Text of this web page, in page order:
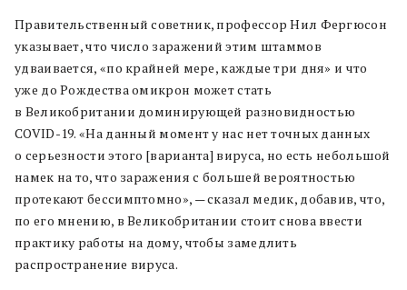
Правительственный советник, профессор Нил Фергюсон
указывает, что число заражений этим штаммов
удваивается, «по крайней мере, каждые три дня» и что
уже до Рождества омикрон может стать
в Великобритании доминирующей разновидностью
COVID-19. «На данный момент у нас нет точных данных
о серьезности этого [варианта] вируса, но есть небольшой
намек на то, что заражения с большей вероятностью
протекают бессимптомно», — сказал медик, добавив, что,
по его мнению, в Великобритании стоит снова ввести
практику работы на дому, чтобы замедлить
распространение вируса.